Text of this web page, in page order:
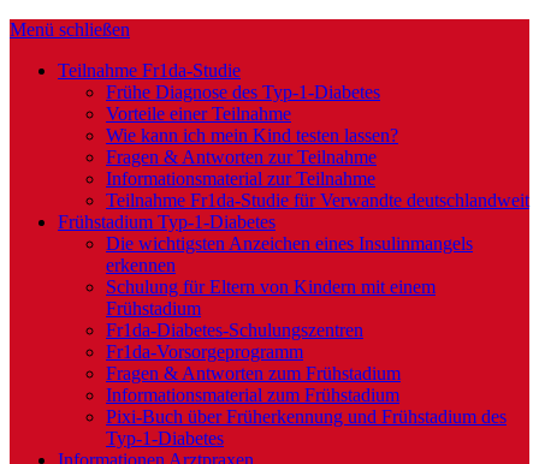
Menü schließen
Teilnahme Fr1da-Studie
Frühe Diagnose des Typ-1-Diabetes
Vorteile einer Teilnahme
Wie kann ich mein Kind testen lassen?
Fragen & Antworten zur Teilnahme
Informationsmaterial zur Teilnahme
Teilnahme Fr1da-Studie für Verwandte deutschlandweit
Frühstadium Typ-1-Diabetes
Die wichtigsten Anzeichen eines Insulinmangels
erkennen
Schulung für Eltern von Kindern mit einem
Frühstadium
Fr1da-Diabetes-Schulungszentren
Fr1da-Vorsorgeprogramm
Fragen & Antworten zum Frühstadium
Informationsmaterial zum Frühstadium
Pixi-Buch über Früherkennung und Frühstadium des
Typ-1-Diabetes
Informationen Arztpraxen